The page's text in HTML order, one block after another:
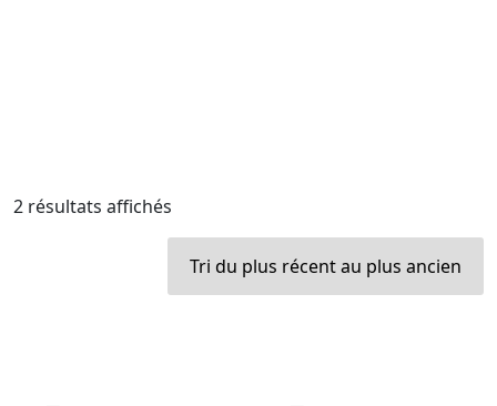
2 résultats affichés
du
plus